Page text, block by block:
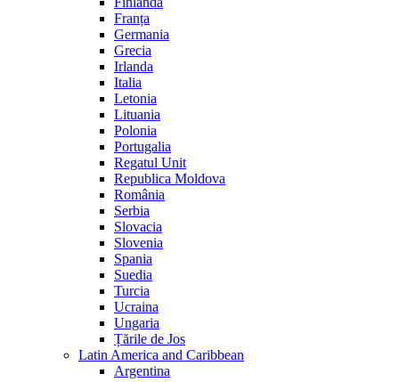
Franța
Germania
Grecia
Irlanda
Italia
Letonia
Lituania
Polonia
Portugalia
Regatul Unit
Republica Moldova
România
Serbia
Slovacia
Slovenia
Spania
Suedia
Turcia
Ucraina
Ungaria
Țările de Jos
Latin America and Caribbean
Argentina